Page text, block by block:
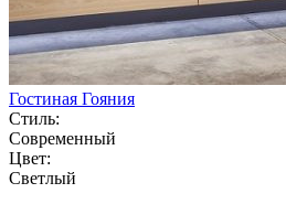
Гостиная Гояния
Стиль:
Современный
Цвет:
Светлый